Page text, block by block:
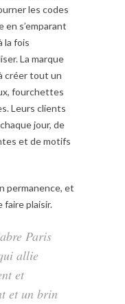
les codes
s’emparant
la fois
La marque
créer tout un
fourchettes
Leurs clients
jour, de
et de motifs
permanence, et
faire plaisir.
Paris
allie
et
et un brin